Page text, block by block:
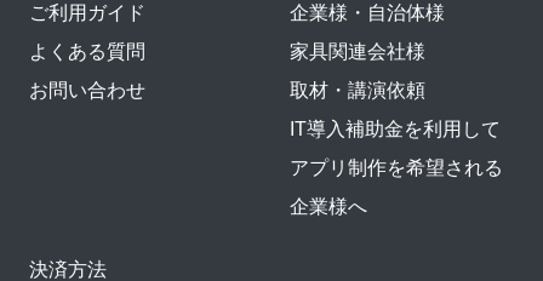
ご利用ガイド
よくある質問
お問い合わせ
企業様・自治体様
家具関連会社様
取材・講演依頼
IT導入補助金を利用して
アプリ制作を希望される
企業様へ
決済方法